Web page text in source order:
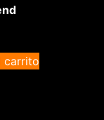
carrito